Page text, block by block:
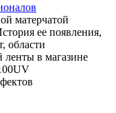
матерчатой
ее появления,
области
в магазине